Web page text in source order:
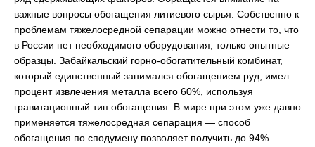
важные вопросы обогащения литиевого сырья. Собственно к
проблемам тяжелосредной сепарации можно отнести то, что
в России нет необходимого оборудования, только опытные
образцы. Забайкальский горно-обогатительный комбинат,
который единственный занимался обогащением руд, имел
процент извлечения металла всего 60%, используя
гравитационный тип обогащения. В мире при этом уже давно
применяется тяжелосредная сепарация — способ
обогащения по сподумену позволяет получить до 94%